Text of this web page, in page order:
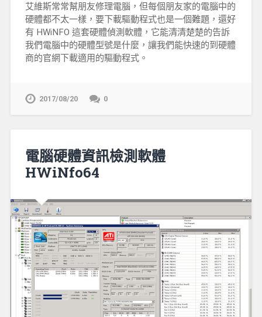
艾維斯常常幫朋友修理電腦，但每個朋友家的電腦中的
硬體都不太一樣，要下載驅動程式也是一個難題，還好
有 HWiNFO 這套硬體偵測軟體，它能清清楚楚的告訴
我們電腦中的硬體型號是什麼，讓我們能快速的到硬體
商的官網下載適用的驅動程式。
2017/08/20 0
電腦硬體資訊檢測軟體
HWiNfo64